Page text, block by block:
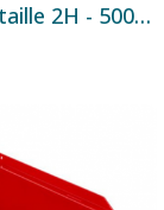
Bac à bec Silafix taille 2H - 500x310x145 mm - 17 L Bleu